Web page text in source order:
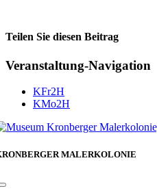
Teilen Sie diesen Beitrag
Facebook
Veranstaltung-Navigation
KFr2H
KMo2H
MALERKOLONIE
Toggle